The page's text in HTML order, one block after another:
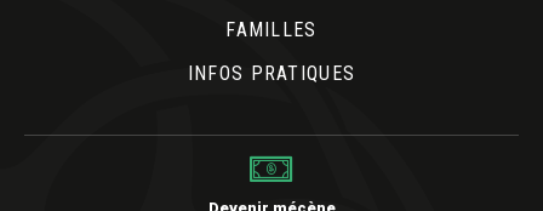
FAMILLES
INFOS PRATIQUES